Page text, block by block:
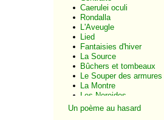
Caerulei oculi
Rondalla
L'Aveugle
Lied
Fantaisies d'hiver
La Source
Bûchers et tombeaux
Le Souper des armures
La Montre
Les Nereides
Les Accroche-coeurs
La Rose-thé
Un poème au hasard